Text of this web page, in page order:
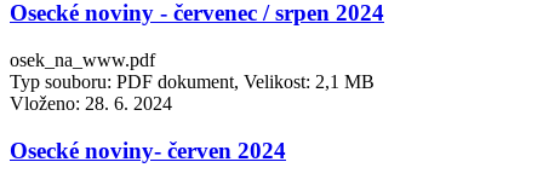
Osecké noviny - červenec / srpen 2024
osek_na_www.pdf
Typ souboru: PDF dokument, Velikost: 2,1 MB
Vloženo: 28. 6. 2024
Osecké noviny- červen 2024